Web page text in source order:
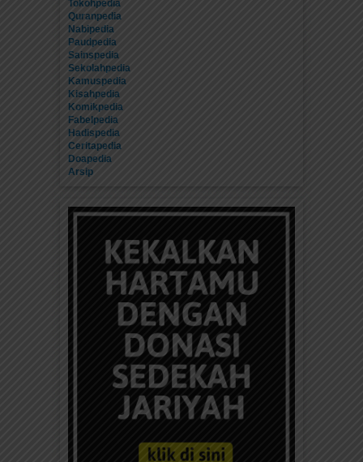
Tokohpedia
Quranpedia
Nabipedia
Paudpedia
Sainspedia
Sekolahpedia
Kamuspedia
Kisahpedia
Komikpedia
Fabelpedia
Hadispedia
Ceritapedia
Doapedia
Arsip